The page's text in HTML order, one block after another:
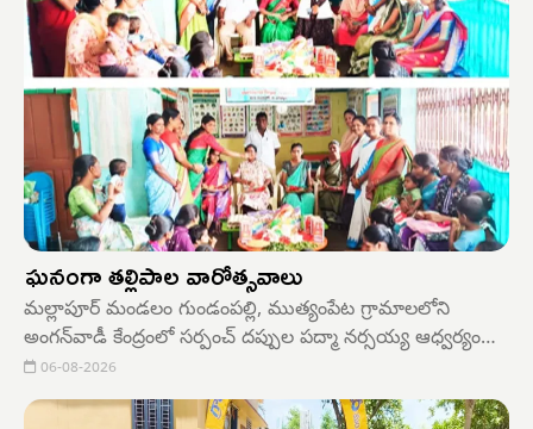
ఘనంగా తల్లిపాల వారోత్సవాలు
మల్లాపూర్ మండలం గుండంపల్లి, ముత్యంపేట గ్రామాలలోని
అంగన్‌వాడీ కేంద్రంలో సర్పంచ్ దప్పుల పద్మా నర్సయ్య ఆధ్వర్యంలో
గురువారం తల్లిపాల వారోత్సవాలు ఘనంగా నిర్వహించారు. ఈ
సందర్భంగా శిశువుల ఆరోగ్యానికి తల్లిపాల ప్రాధాన్యతను
06-08-2026